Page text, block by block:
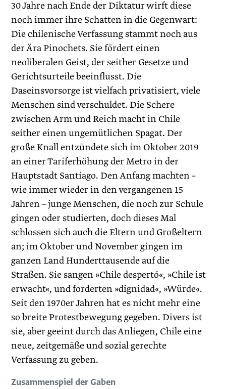
30 Jahre nach Ende der Diktatur wirft diese
noch immer ihre Schatten in die Gegenwart:
Die chilenische Verfassung stammt noch aus
der Ära Pinochets. Sie fördert einen
neoliberalen Geist, der seither Gesetze und
Gerichtsurteile beeinflusst. Die
Daseinsvorsorge ist vielfach privatisiert, viele
Menschen sind verschuldet. Die Schere
zwischen Arm und Reich macht in Chile
seither einen ungemütlichen Spagat. Der
große Knall entzündete sich im Oktober 2019
an einer Tariferhöhung der Metro in der
Hauptstadt Santiago. Den Anfang machten –
wie immer wieder in den vergangenen 15
Jahren – junge Menschen, die noch zur Schule
gingen oder studierten, doch dieses Mal
schlossen sich auch die Eltern und Großeltern
an; im Oktober und November gingen im
ganzen Land Hunderttausende auf die
Straßen. Sie sangen »Chile despertó«, »Chile ist
erwacht«, und forderten »dignidad«, »Würde«.
Seit den 1970er Jahren hat es nicht mehr eine
so breite Protestbewegung gegeben. Divers ist
sie, aber geeint durch das Anliegen, Chile eine
neue, zeitgemäße und sozial gerechte
Verfassung zu geben.
Zusammenspiel der Gaben